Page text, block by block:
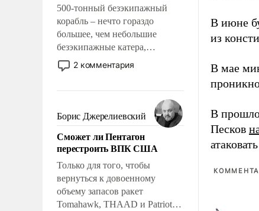
500-тонный безэкипажный
корабль – нечто гораздо
большее, чем небольшие
безэкипажные катера,
применение которых уже
стало обыденностью. Задача по
сложна и амбициозна. Однако
и ее реализация радикально
поднимет наши боевые
возможности.
2 комментария
Борис Джерелиевский
Сможет ли Пентагон
перестроить ВПК США
Только для того, чтобы
вернуться к довоенному
объему запасов ракет
Tomahawk, THAAD и Patriot
В июне
из
В мае
В
Песков